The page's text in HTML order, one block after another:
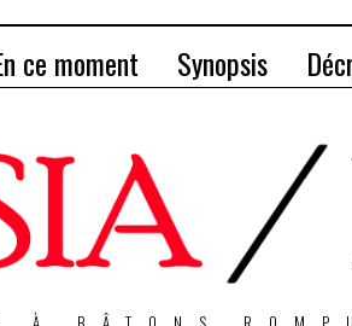
ce moment Synopsis